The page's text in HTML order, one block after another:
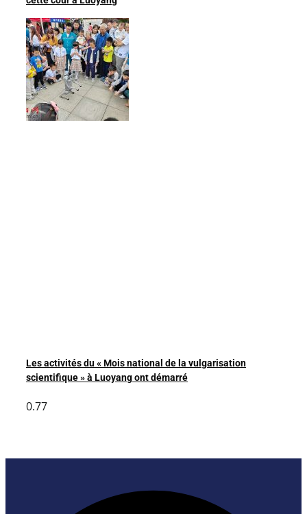
Les activités du « Mois national de la vulgarisation
scientifique » à Luoyang ont démarré